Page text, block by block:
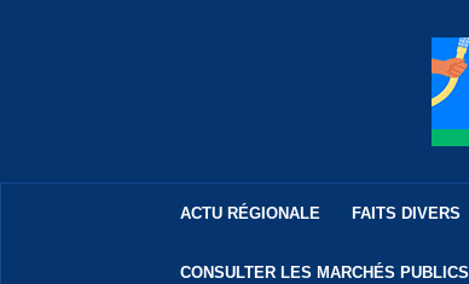
ACTU RÉGIONALE FAITS DIVERS
CONSULTER LES MARCHÉS PUBLICS